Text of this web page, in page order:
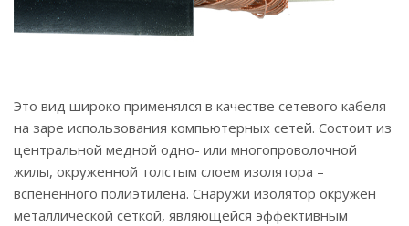
Это вид широко применялся в качестве сетевого кабеля
на заре использования компьютерных сетей. Состоит из
центральной медной одно- или многопроволочной
жилы, окруженной толстым слоем изолятора –
вспененного полиэтилена. Снаружи изолятор окружен
металлической сеткой, являющейся эффективным